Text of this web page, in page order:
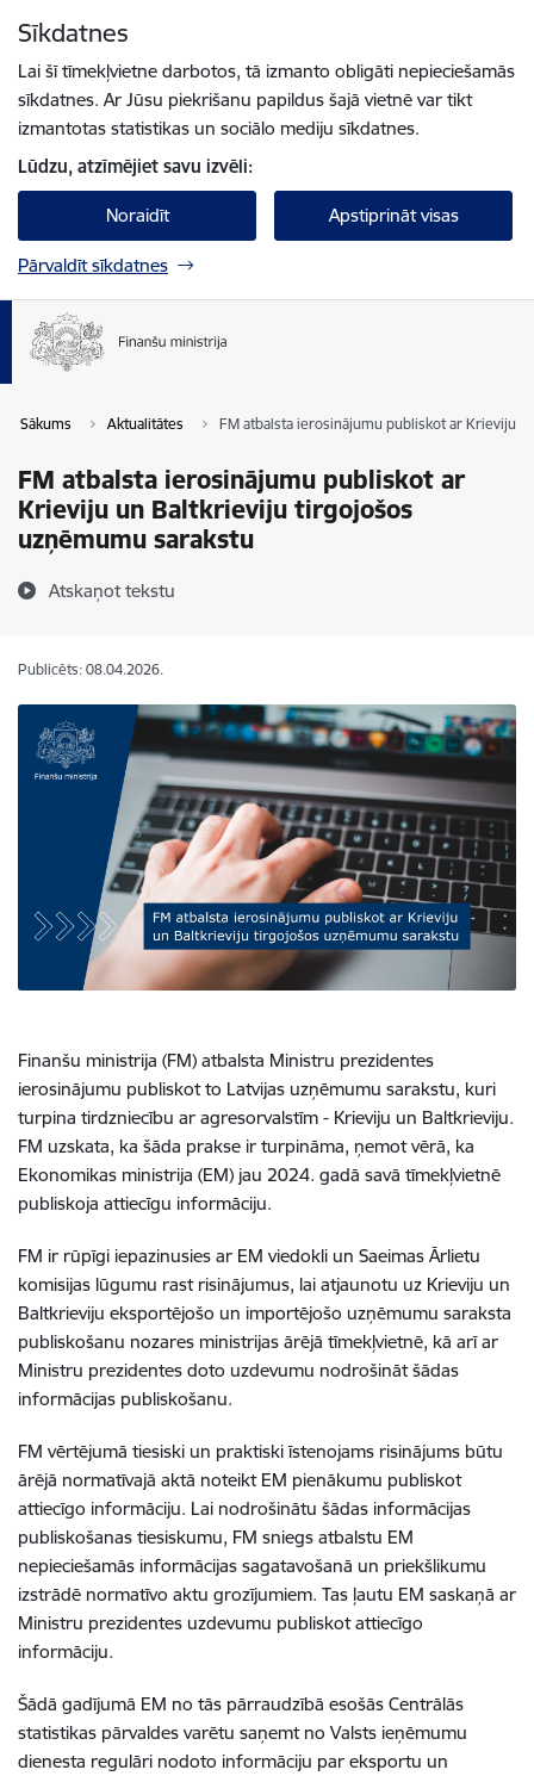
Sīkdatnes
Lai šī tīmekļvietne darbotos, tā izmanto obligāti nepieciešamās
sīkdatnes. Ar Jūsu piekrišanu papildus šajā vietnē var tikt
izmantotas statistikas un sociālo mediju sīkdatnes.
Lūdzu, atzīmējiet savu izvēli:
Noraidīt Apstiprināt visas
Pārvaldīt sīkdatnes
Sākums Aktualitātes FM atbalsta ierosinājumu publiskot ar Krieviju
FM atbalsta ierosinājumu publiskot ar
Krieviju un Baltkrieviju tirgojošos
uzņēmumu sarakstu
Atskaņot tekstu
Publicēts: 08.04.2026.
Finanšu ministrija (FM) atbalsta Ministru prezidentes
ierosinājumu publiskot to Latvijas uzņēmumu sarakstu, kuri
turpina tirdzniecību ar agresorvalstīm - Krieviju un Baltkrieviju.
FM uzskata, ka šāda prakse ir turpināma, ņemot vērā, ka
Ekonomikas ministrija (EM) jau 2024. gadā savā tīmekļvietnē
publiskoja attiecīgu informāciju.
FM ir rūpīgi iepazinusies ar EM viedokli un Saeimas Ārlietu
komisijas lūgumu rast risinājumus, lai atjaunotu uz Krieviju un
Baltkrieviju eksportējošo un importējošo uzņēmumu saraksta
publiskošanu nozares ministrijas ārējā tīmekļvietnē, kā arī ar
Ministru prezidentes doto uzdevumu nodrošināt šādas
informācijas publiskošanu.
FM vērtējumā tiesiski un praktiski īstenojams risinājums būtu
ārējā normatīvajā aktā noteikt EM pienākumu publiskot
attiecīgo informāciju. Lai nodrošinātu šādas informācijas
publiskošanas tiesiskumu, FM sniegs atbalstu EM
nepieciešamās informācijas sagatavošanā un priekšlikumu
izstrādē normatīvo aktu grozījumiem. Tas ļautu EM saskaņā ar
Ministru prezidentes uzdevumu publiskot attiecīgo
informāciju.
Šādā gadījumā EM no tās pārraudzībā esošās Centrālās
statistikas pārvaldes varētu saņemt no Valsts ieņēmumu
dienesta regulāri nodoto informāciju par eksportu un